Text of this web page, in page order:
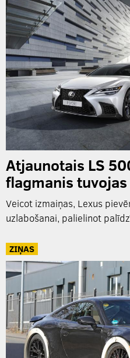
Atjaunotais LS
flagmanis
Veicot izmaiņas, Lexus
uzlabošanai, palielinot
ZIŅAS